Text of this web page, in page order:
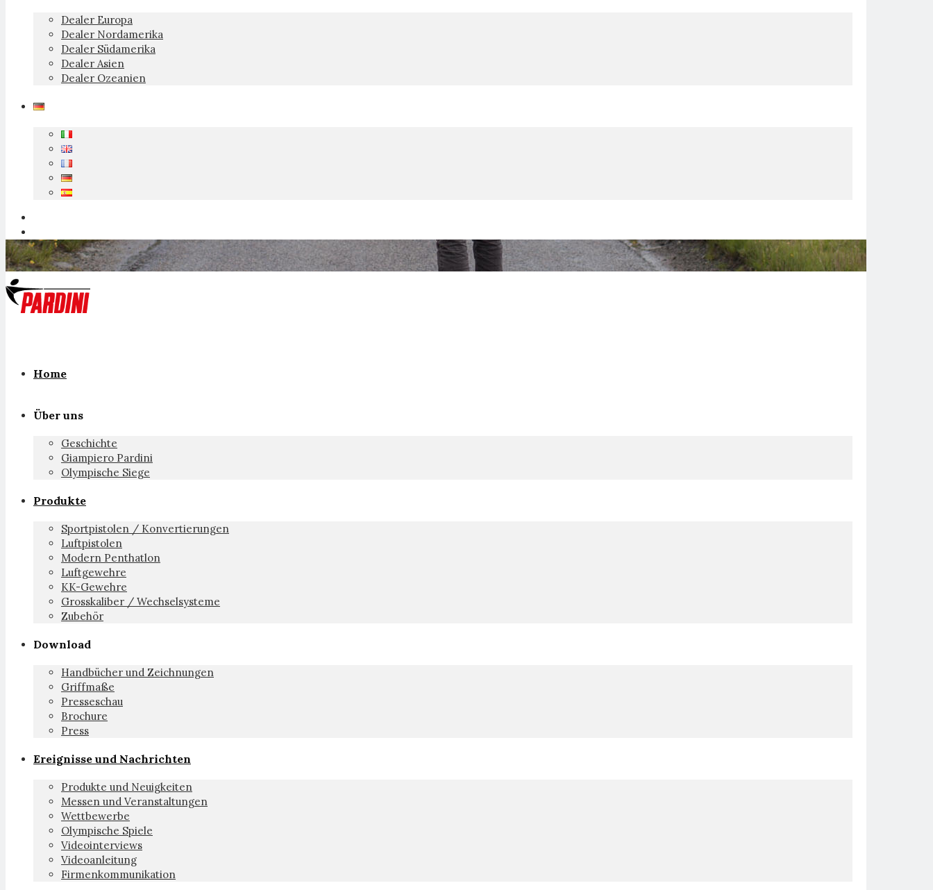
Dealer Europa
Dealer Nordamerika
Dealer Südamerika
Dealer Asien
Dealer Ozeanien
Home
Über uns
Geschichte
Giampiero Pardini
Olympische Siege
Produkte
Sportpistolen / Konvertierungen
Luftpistolen
Modern Penthatlon
Luftgewehre
KK-Gewehre
Grosskaliber / Wechselsysteme
Zubehör
Download
Handbücher und Zeichnungen
Griffmaße
Presseschau
Brochure
Press
Ereignisse und Nachrichten
Produkte und Neuigkeiten
Messen und Veranstaltungen
Wettbewerbe
Olympische Spiele
Videointerviews
Videoanleitung
Firmenkommunikation